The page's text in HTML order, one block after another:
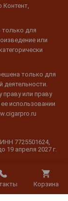
Корзина
только для
или
только для
деятельности.
или праву
использовании
7725501624,
19 апреля 2027 г.